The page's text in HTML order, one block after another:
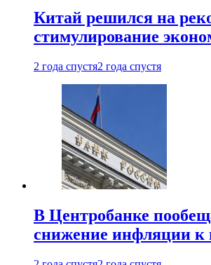
Китай решился на
стимулирование
2 года спустя2 года спустя
В Центробанке
снижение инфляции